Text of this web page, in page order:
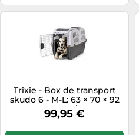
Trixie - Box de transport
skudo 6 - M-L: 63 × 70 × 92
cm, taupe/sable
99,95 €